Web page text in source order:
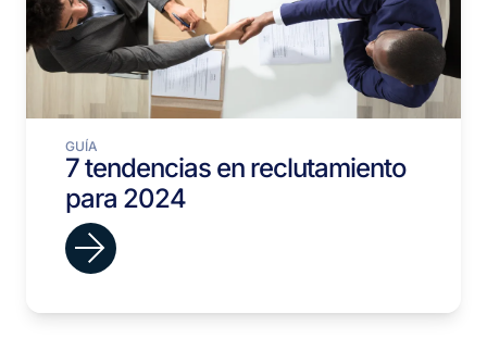
GUÍA
7 tendencias en reclutamiento
para 2024